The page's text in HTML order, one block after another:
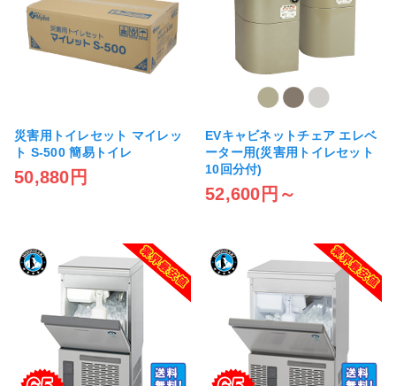
災害用トイレセット マイレッ
ト S-500 簡易トイレ
50,880円
EVキャビネットチェア エレベ
ーター用(災害用トイレセット
10回分付)
52,600円～